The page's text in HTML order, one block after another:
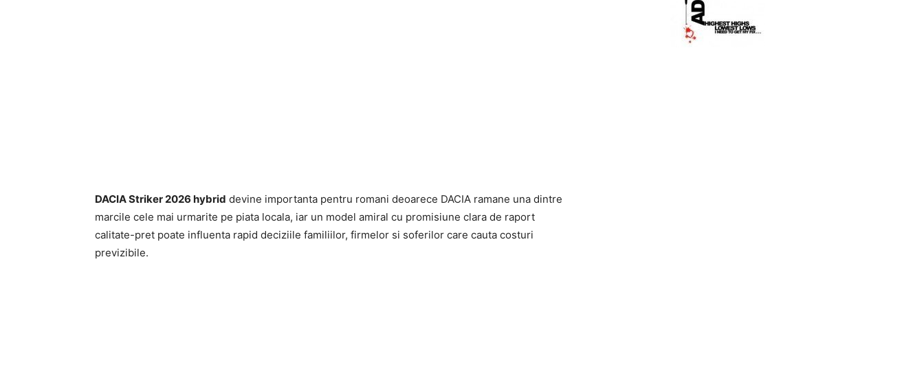
DACIA Striker 2026 hybrid devine importanta pentru romani deoarece DACIA ramane una dintre
marcile cele mai urmarite pe piata locala, iar un model amiral cu promisiune clara de raport
calitate-pret poate influenta rapid deciziile familiilor, firmelor si soferilor care cauta costuri
previzibile.